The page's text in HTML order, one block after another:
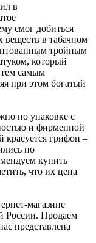
в
смог добиться
веществ в табачном
тройным
который
самым
при этом богатый
по упаковке с
и фирменной
красуется грифон –
по
купить
что их цена
магазине
России. Продаем
представлена